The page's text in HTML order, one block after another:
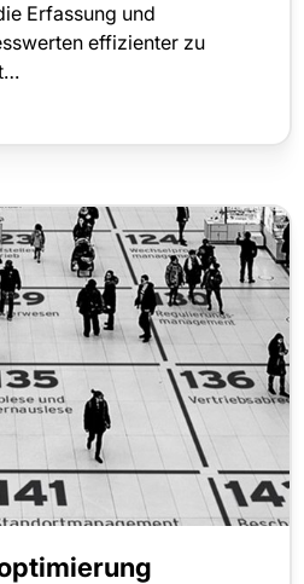
Erfassung und
effizienter zu